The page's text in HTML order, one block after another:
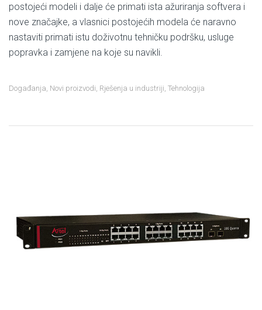
postojeći modeli i dalje će primati ista ažuriranja softvera i
nove značajke, a vlasnici postojećih modela će naravno
nastaviti primati istu doživotnu tehničku podršku, usluge
popravka i zamjene na koje su navikli.
Događanja Novi proizvodi Rješenja u industriji Tehnologija